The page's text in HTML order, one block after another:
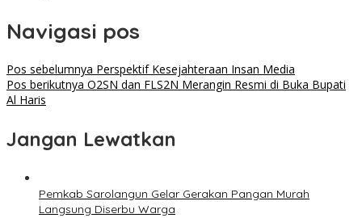
Navigasi pos
Pos sebelumnya Perspektif Kesejahteraan Insan Media
Pos berikutnya O2SN dan FLS2N Merangin Resmi di Buka Bupati
Al Haris
Jangan Lewatkan
Pemkab Sarolangun Gelar Gerakan Pangan Murah
Langsung Diserbu Warga